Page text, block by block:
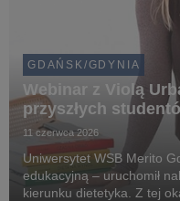
GDAŃSK/GDYNIA
Webinar z Violą
przyszłych
11 czerwca 2026
Uniwersytet WSB Merito
edukacyjną – uruchomił
kierunku dietetyka. Z tej